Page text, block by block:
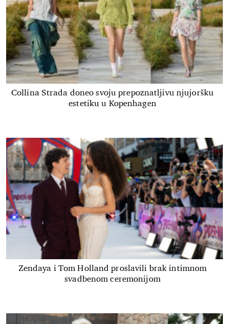
Collina Strada doneo svoju prepoznatljivu njujoršku
estetiku u Kopenhagen
Zendaya i Tom Holland proslavili brak intimnom
svadbenom ceremonijom